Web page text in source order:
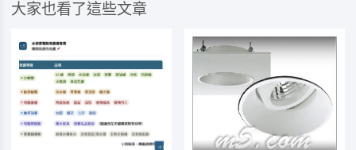
大家也看了這些文章